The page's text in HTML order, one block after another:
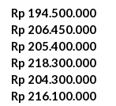
Rp 194.500.000
Rp 206.450.000
Rp 205.400.000
Rp 218.300.000
Rp 204.300.000
Rp 216.100.000